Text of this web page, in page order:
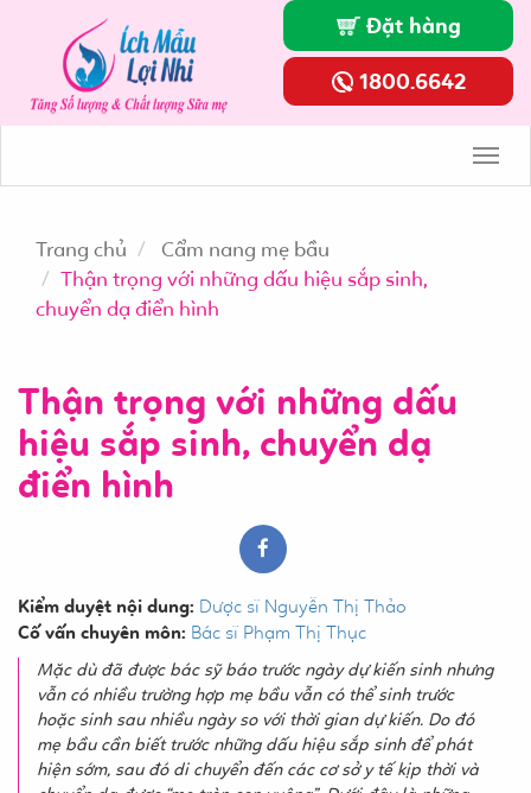
Đặt hàng
1800.6642
Trang chủ
Cẩm nang mẹ bầu
Thận trọng với những dấu hiệu sắp sinh,
chuyển dạ điển hình
Thận trọng với những dấu
hiệu sắp sinh, chuyển dạ
điển hình
Kiểm duyệt nội dung: Dược sĩ Nguyễn Thị Thảo
Cố vấn chuyên môn: Bác sĩ Phạm Thị Thục
Mặc dù đã được bác sỹ báo trước ngày dự kiến sinh nhưng
vẫn có nhiều trường hợp mẹ bầu vẫn có thể sinh trước
hoặc sinh sau nhiều ngày so với thời gian dự kiến. Do đó
mẹ bầu cần biết trước những dấu hiệu sắp sinh để phát
hiện sớm, sau đó di chuyển đến các cơ sở y tế kịp thời và